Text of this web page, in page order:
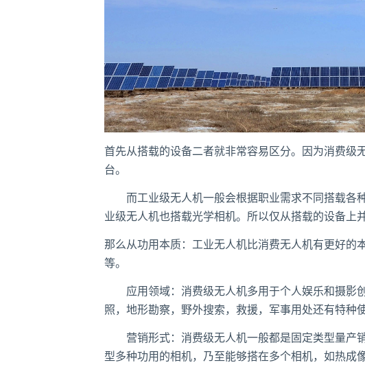
首先从搭载的设备二者就非常容易区分。因为消费级
台。
而工业级无人机一般会根据职业需求不同搭载各种
业级无人机也搭载光学相机。所以仅从搭载的设备上
那么从功用本质：工业无人机比消费无人机有更好的
等。
应用领域：消费级无人机多用于个人娱乐和摄影创
照，地形勘察，野外搜索，救援，军事用处还有特种
营销形式：消费级无人机一般都是固定类型量产销
型多种功用的相机，乃至能够搭在多个相机，如热成